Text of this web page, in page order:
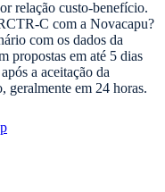
relação custo-benefício.
C com a Novacapu?
com os dados da
propostas em até 5 dias
a aceitação da
geralmente em 24 horas.